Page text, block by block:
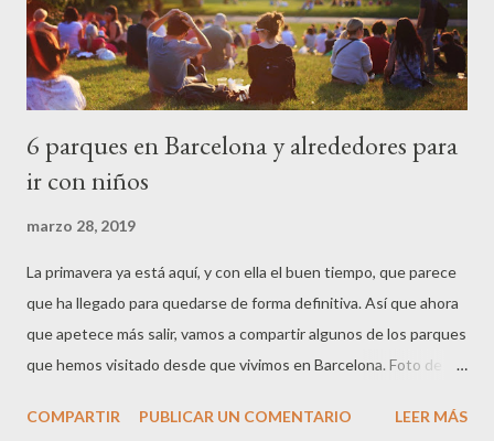
6 parques en Barcelona y alrededores para
ir con niños
marzo 28, 2019
La primavera ya está aquí, y con ella el buen tiempo, que parece
que ha llegado para quedarse de forma definitiva. Así que ahora
que apetece más salir, vamos a compartir algunos de los parques
que hemos visitado desde que vivimos en Barcelona. Foto de
en la falda de Collserola, para mi este seria el PARQUE con
COMPARTIR PUBLICAR UN COMENTARIO LEER MÁS